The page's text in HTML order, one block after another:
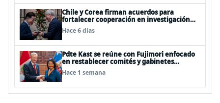
Chile y Corea firman acuerdos para
fortalecer cooperación en investigación
antártica, minería, seguridad
Hace 6 días
Pdte Kast se reúne con Fujimori enfocado
en restablecer comités y gabinetes
binacionales y potenciar relaciones
comerciales
Hace 1 semana